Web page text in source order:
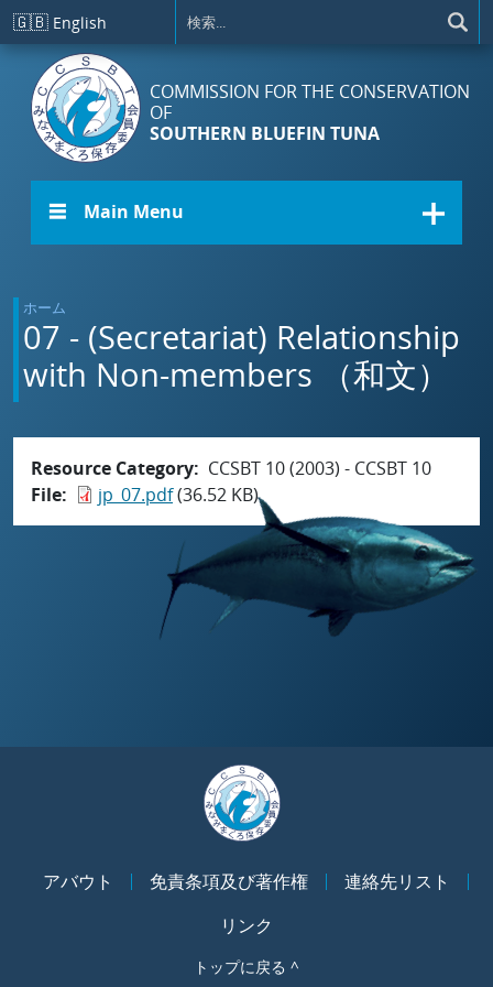
メインコンテンツに移動
🇬🇧 English
COMMISSION FOR THE CONSERVATION
OF
SOUTHERN BLUEFIN TUNA
☰ Main Menu
ホーム
07 - (Secretariat) Relationship
with Non-members （和文）
Resource Category
CCSBT 10 (2003) - CCSBT 10
File
jp_07.pdf(36.52 KB)
アバウト 免責条項及び著作権
連絡先リスト
リンク
トップに戻る ^